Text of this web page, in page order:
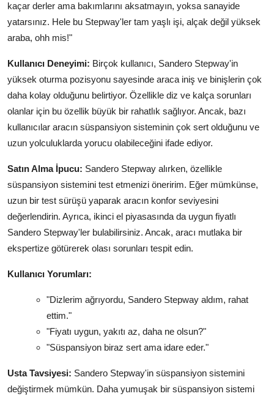
kaçar derler ama bakımlarını aksatmayın, yoksa sanayide
yatarsınız. Hele bu Stepway'ler tam yaşlı işi, alçak değil yüksek
araba, ohh mis!"
Kullanıcı Deneyimi: Birçok kullanıcı, Sandero Stepway'in
yüksek oturma pozisyonu sayesinde araca iniş ve binişlerin çok
daha kolay olduğunu belirtiyor. Özellikle diz ve kalça sorunları
olanlar için bu özellik büyük bir rahatlık sağlıyor. Ancak, bazı
kullanıcılar aracın süspansiyon sisteminin çok sert olduğunu ve
uzun yolculuklarda yorucu olabileceğini ifade ediyor.
Satın Alma İpucu: Sandero Stepway alırken, özellikle
süspansiyon sistemini test etmenizi öneririm. Eğer mümkünse,
uzun bir test sürüşü yaparak aracın konfor seviyesini
değerlendirin. Ayrıca, ikinci el piyasasında da uygun fiyatlı
Sandero Stepway'ler bulabilirsiniz. Ancak, aracı mutlaka bir
ekspertize götürerek olası sorunları tespit edin.
Kullanıcı Yorumları:
"Dizlerim ağrıyordu, Sandero Stepway aldım, rahat
ettim."
"Fiyatı uygun, yakıtı az, daha ne olsun?"
"Süspansiyon biraz sert ama idare eder."
Usta Tavsiyesi: Sandero Stepway'in süspansiyon sistemini
değiştirmek mümkün. Daha yumuşak bir süspansiyon sistemi